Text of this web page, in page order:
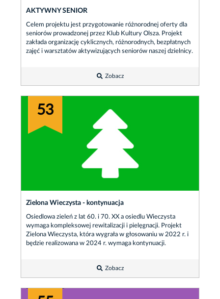
AKTYWNY SENIOR
Celem projektu jest przygotowanie różnorodnej oferty dla
seniorów prowadzonej przez Klub Kultury Olsza. Projekt
zakłada organizację cyklicznych, różnorodnych, bezpłatnych
zajęć i warsztatów aktywizujących seniorów naszej dzielnicy.
Zobacz
53
Zielona Wieczysta - kontynuacja
Osiedlowa zieleń z lat 60. i 70. XX a osiedlu Wieczysta
wymaga kompleksowej rewitalizacji i pielęgnacji. Projekt
Zielona Wieczysta, która wygrała w głosowaniu w 2022 r. i
będzie realizowana w 2024 r. wymaga kontynuacji.
Zobacz